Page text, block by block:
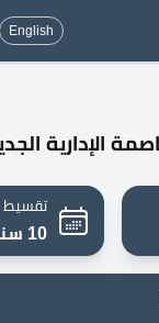
English
الإدارية
10 سنوات